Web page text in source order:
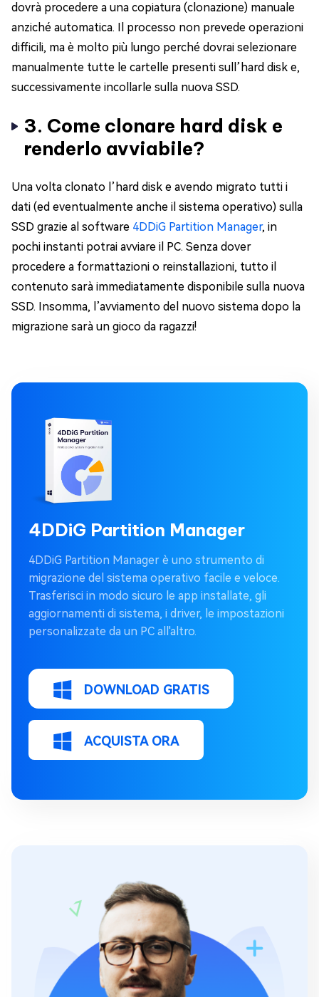
dovrà procedere a una copiatura (clonazione) manuale
anziché automatica. Il processo non prevede operazioni
difficili, ma è molto più lungo perché dovrai selezionare
manualmente tutte le cartelle presenti sull’hard disk e,
successivamente incollarle sulla nuova SSD.
3. Come clonare hard disk e
renderlo avviabile?
Una volta clonato l’hard disk e avendo migrato tutti i
dati (ed eventualmente anche il sistema operativo) sulla
SSD grazie al software 4DDiG Partition Manager, in
pochi instanti potrai avviare il PC. Senza dover
procedere a formattazioni o reinstallazioni, tutto il
contenuto sarà immediatamente disponibile sulla nuova
SSD. Insomma, l’avviamento del nuovo sistema dopo la
migrazione sarà un gioco da ragazzi!
4DDiG Partition Manager
4DDiG Partition Manager è uno strumento di
migrazione del sistema operativo facile e veloce.
Trasferisci in modo sicuro le app installate, gli
aggiornamenti di sistema, i driver, le impostazioni
personalizzate da un PC all'altro.
DOWNLOAD GRATIS
ACQUISTA ORA